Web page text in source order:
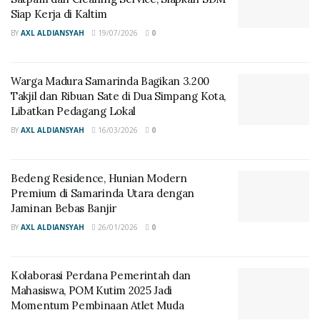
Kelurahan Petung mengaku mendapatkan keuntungan
yang lumayan besar, biasanya hanya Rp 1 juta disetiap
malam Minggunya, tapi pada malam ini cukup lumayan
mengenakan
(foto ist)
“Saya ucapkan terima kasih kepada pemerintah yang
sudah menghidupkan kembali UMKM di PPU, kalau
lah,” katanya sembari tersenyum.
Senada juga disampaikan oleh Rudin pedagang mainan
Siap Kerja di Kaltim
BY AXL ALDIANSYAH 19/07/2026 0
Warga Madura Samarinda Bagikan 3.200
Takjil dan Ribuan Sate di Dua Simpang Kota,
Libatkan Pedagang Lokal
BY AXL ALDIANSYAH 16/03/2026 0
Bedeng Residence, Hunian Modern
Premium di Samarinda Utara dengan
Jaminan Bebas Banjir
BY AXL ALDIANSYAH 26/01/2026 0
Kolaborasi Perdana Pemerintah dan
Mahasiswa, POM Kutim 2025 Jadi
Momentum Pembinaan Atlet Muda